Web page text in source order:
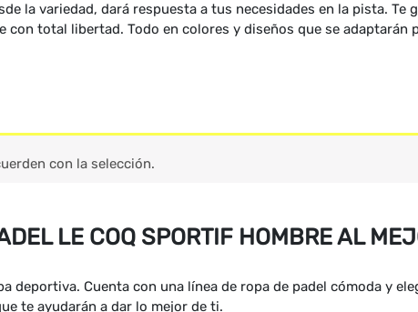
la variedad, dará respuesta a tus necesidades en la pista. Te
con total libertad. Todo en colores y diseños que se adaptarán
con la selección.
LE COQ SPORTIF HOMBRE AL
deportiva. Cuenta con una línea de ropa de padel cómoda y
te ayudarán a dar lo mejor de ti.